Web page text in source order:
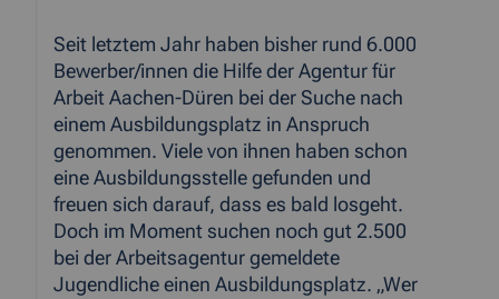
Seit letztem Jahr haben bisher rund 6.000
Bewerber/innen die Hilfe der Agentur für
Arbeit Aachen-Düren bei der Suche nach
einem Ausbildungsplatz in Anspruch
genommen. Viele von ihnen haben schon
eine Ausbildungsstelle gefunden und
freuen sich darauf, dass es bald losgeht.
Doch im Moment suchen noch gut 2.500
bei der Arbeitsagentur gemeldete
Jugendliche einen Ausbildungsplatz. „Wer